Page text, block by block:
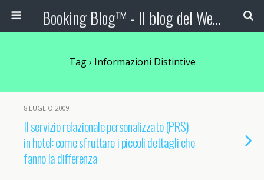
Booking Blog™ - Il blog del Web Marketing Turistico
Tag › Informazioni Distintive
8 LUGLIO 2009
Il servizio relazionale personalizzato (PRS)
in hotel: come sfruttare i piccoli dettagli che
fanno la differenza